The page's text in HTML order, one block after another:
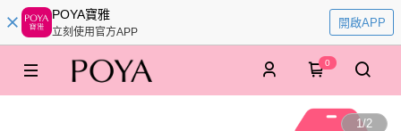
POYA寶雅
立刻使用官方APP
開啟APP
0
1/2